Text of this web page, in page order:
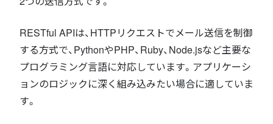
RESTful APIは、HTTPリクエストでメール送信を制御
する方式で、PythonやPHP、Ruby、Node.jsなど主要な
プログラミング言語に対応しています。アプリケーシ
ョンのロジックに深く組み込みたい場合に適していま
す。